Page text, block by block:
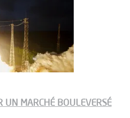
UN MARCHÉ BOULEVERSÉ